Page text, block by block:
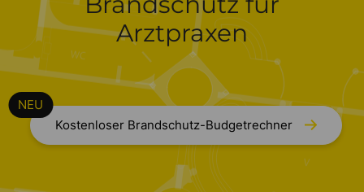
Arztpraxen
Kostenloser Brandschutz-Budgetrechner